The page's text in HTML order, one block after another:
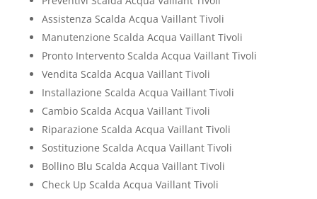
Assistenza Scalda Acqua Vaillant Tivoli
Manutenzione Scalda Acqua Vaillant Tivoli
Pronto Intervento Scalda Acqua Vaillant Tivoli
Vendita Scalda Acqua Vaillant Tivoli
Installazione Scalda Acqua Vaillant Tivoli
Cambio Scalda Acqua Vaillant Tivoli
Riparazione Scalda Acqua Vaillant Tivoli
Sostituzione Scalda Acqua Vaillant Tivoli
Bollino Blu Scalda Acqua Vaillant Tivoli
Check Up Scalda Acqua Vaillant Tivoli